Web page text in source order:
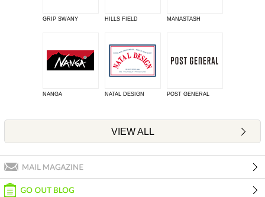
GRIP SWANY HILLS FIELD MANASTASH
NANGA NATAL DESIGN POST GENERAL
VIEW ALL